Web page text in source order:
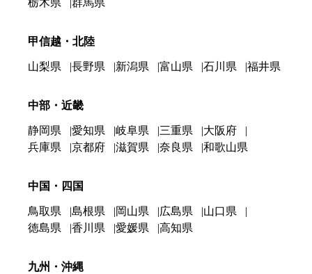
栃木県
群馬県
甲信越・北陸
山梨県 長野県 新潟県 富山県 石川県 福井県
中部・近畿
静岡県 愛知県 岐阜県 三重県
大阪府
兵庫県
京都府 滋賀県 奈良県 和歌山県
中国・四国
鳥取県 島根県 岡山県 広島県
山口県
徳島県
香川県 愛媛県 高知県
九州・沖縄